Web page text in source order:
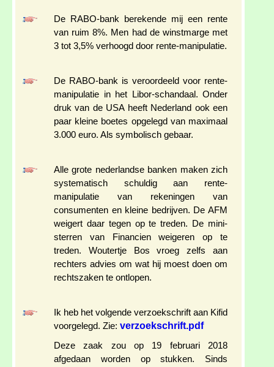
De RABO-bank berekende mij een rente
van ruim 8%. Men had de winstmarge met
3 tot 3,5% verhoogd door rente-manipulatie.
De RABO-bank is veroordeeld voor rente-
manipulatie in het Libor-schandaal. Onder
druk van de USA heeft Nederland ook een
paar kleine boetes opgelegd van maximaal
3.000 euro. Als symbolisch gebaar.
Alle grote nederlandse banken maken zich
systematisch schuldig aan rente-
manipulatie van rekeningen van
consumenten en kleine bedrijven. De AFM
weigert daar tegen op te treden. De mini-
sterren van Financien weigeren op te
treden. Woutertje Bos vroeg zelfs aan
rechters advies om wat hij moest doen om
rechtszaken te ontlopen.
Ik heb het volgende verzoekschrift aan Kifid
voorgelegd. Zie: verzoekschrift.pdf
Deze zaak zou op 19 februari 2018
afgedaan worden op stukken. Sinds